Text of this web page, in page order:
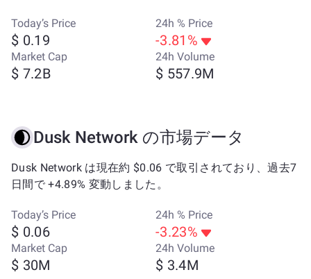
Today’s Price
$ 0.19
24h % Price
-3.81%
Market Cap
$ 7.2B
24h Volume
$ 557.9M
Dusk Network の市場データ
Dusk Network は現在約 $0.06 で取引されており、過去7
日間で +4.89% 変動しました。
Today’s Price
$ 0.06
24h % Price
-3.23%
Market Cap
$ 30M
24h Volume
$ 3.4M